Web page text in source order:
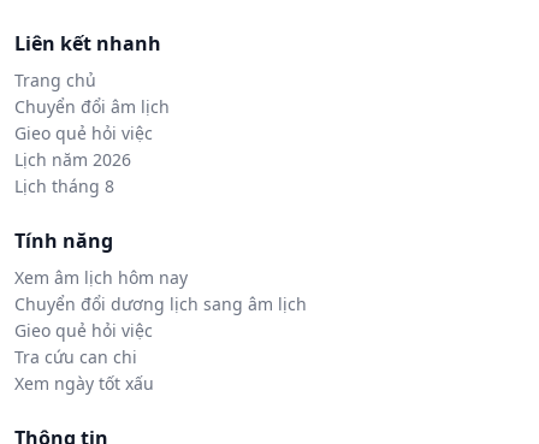
Liên kết nhanh
Trang chủ
Chuyển đổi âm lịch
Gieo quẻ hỏi việc
Lịch năm 2026
Lịch tháng 8
Tính năng
Xem âm lịch hôm nay
Chuyển đổi dương lịch sang âm lịch
Gieo quẻ hỏi việc
Tra cứu can chi
Xem ngày tốt xấu
Thông tin